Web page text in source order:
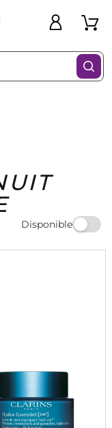
Bons
Plans
Disponible
Filtres